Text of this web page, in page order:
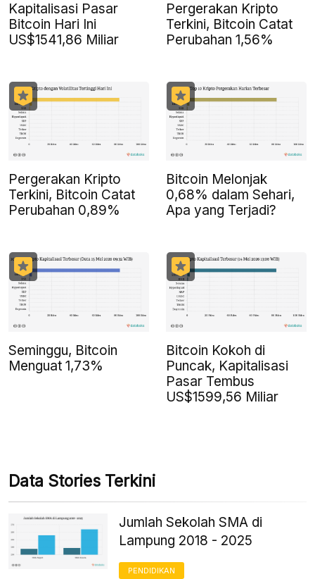
Kapitalisasi Pasar
Bitcoin Hari Ini
US$1541,86 Miliar
Pergerakan Kripto
Terkini, Bitcoin Catat
Perubahan 1,56%
Pergerakan Kripto
Terkini, Bitcoin Catat
Perubahan 0,89%
Bitcoin Melonjak
0,68% dalam Sehari,
Apa yang Terjadi?
Seminggu, Bitcoin
Menguat 1,73%
Bitcoin Kokoh di
Puncak, Kapitalisasi
Pasar Tembus
US$1599,56 Miliar
Data Stories Terkini
Jumlah Sekolah SMA di
Lampung 2018 - 2025
PENDIDIKAN